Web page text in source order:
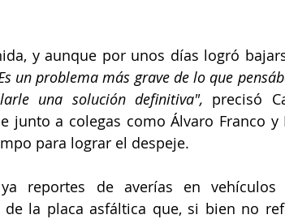
y aunque por unos días logró
un problema más grave de lo que
una solución definitiva", precisó
junto a colegas como Álvaro Franco y
para lograr el despeje.
reportes de averías en
la placa asfáltica que, si bien no